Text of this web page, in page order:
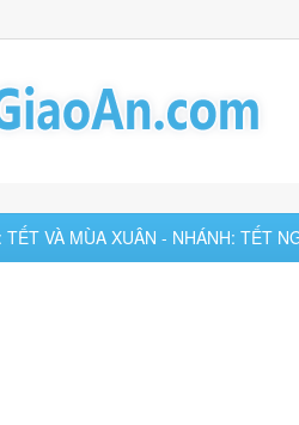
VÀ MÙA XUÂN - NHÁNH: TẾT